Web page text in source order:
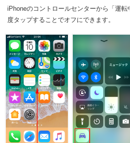
iPhoneのコントロールセンターから「運
度タップすることでオフにできます。